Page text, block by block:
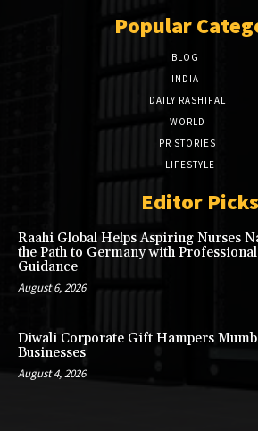
Popular
BLOG
INDIA
DAILY RASHIFAL
WORLD
PR STORIES
LIFESTYLE
Editor Picks
Raahi Global Helps Aspiring Nurses
the Path to Germany with Professional
Guidance
August 6, 2026
Diwali Corporate Gift Hampers
Businesses
August 4, 2026